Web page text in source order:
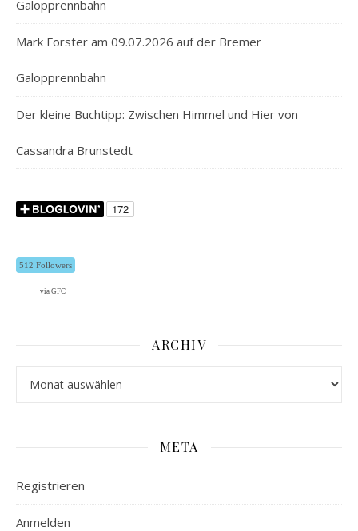
Galopprennbahn
Mark Forster am 09.07.2026 auf der Bremer
Galopprennbahn
Der kleine Buchtipp: Zwischen Himmel und Hier von
Cassandra Brunstedt
512 Followers
via GFC
ARCHIV
META
Registrieren
Anmelden